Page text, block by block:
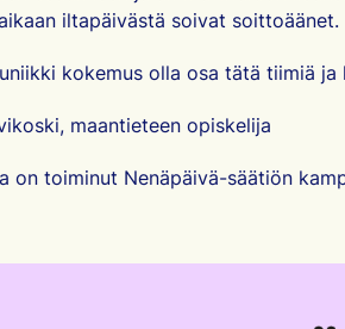
iltapäivästä soivat soittoäänet.
kokemus olla osa tätä tiimiä ja
maantieteen opiskelija
on toiminut Nenäpäivä-säätiön